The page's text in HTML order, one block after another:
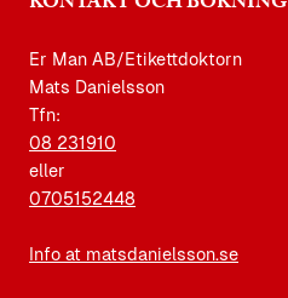
Er Man AB/Etikettdoktorn
Mats Danielsson
Tfn:
08 231910
eller
0705152448
Info at matsdanielsson.se